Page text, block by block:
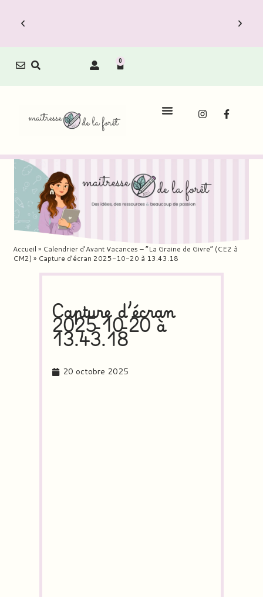
0
Accueil » Calendrier d’Avant Vacances – “La Graine de Givre” (CE2 à
CM2) » Capture d’écran 2025-10-20 à 13.43.18
Capture d’écran
2025-10-20 à
13.43.18
20 octobre 2025